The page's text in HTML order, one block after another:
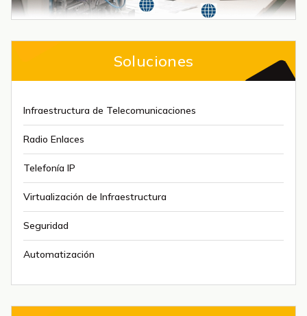
Soluciones
Infraestructura de Telecomunicaciones
Radio Enlaces
Telefonía IP
Virtualización de Infraestructura
Seguridad
Automatización